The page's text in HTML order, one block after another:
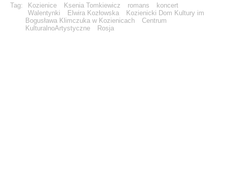
Tag: Kozienice Ksenia Tomkiewicz romans
koncert
Walentynki
Elwira Kozłowska
Kozienicki Dom Kultury im
Bogusława Klimczuka w Kozienicach
Centrum
KulturalnoArtystyczne
Rosja